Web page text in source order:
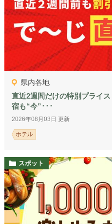
県内各地
直近2週間だけの特別プライ
宿も“今”･･･
2026年08月03日 更新
ホテル
スポット